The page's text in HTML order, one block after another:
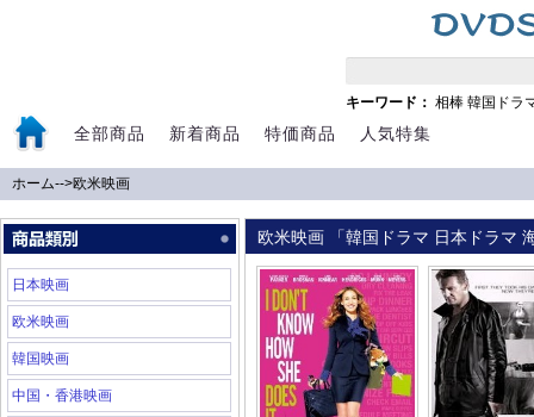
キーワード： 相棒 韓国ドラ
全部商品 新着商品 特価商品 人気特集
ホーム-->欧米映画
日本映画
欧米映画
韓国映画
中国・香港映画
欧米映画 「韓国ドラマ 日本ドラマ